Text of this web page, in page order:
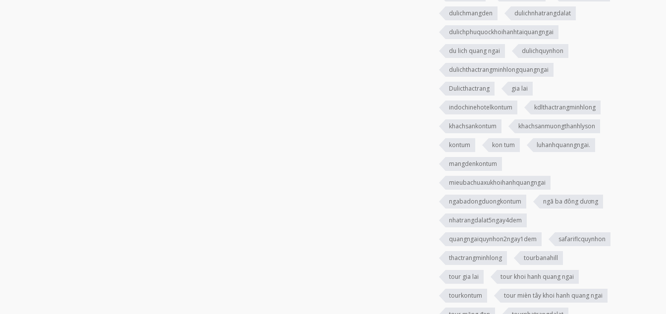
dulichmangden dulichnhatrangdalat
dulichphuquockhoihanhtaiquangngai
du lich quang ngai dulichquynhon
dulichthactrangminhlongquangngai
Dulicthactrang gia lai
indochinehotelkontum kdlthactrangminhlong
khachsankontum khachsanmuongthanhlyson
kontum kon tum luhanhquanngngai.
mangdenkontum
mieubachuaxukhoihanhquangngai
ngabadongduongkontum ngã ba đông dương
nhatrangdalat5ngay4dem
quangngaiquynhon2ngay1dem safariflcquynhon
thactrangminhlong tourbanahill
tour gia lai tour khoi hanh quang ngai
tourkontum tour mièn tây khoi hanh quang ngai